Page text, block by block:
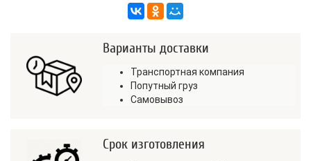
Варианты доставки
Транспортная компания
Попутный груз
Самовывоз
Срок изготовления